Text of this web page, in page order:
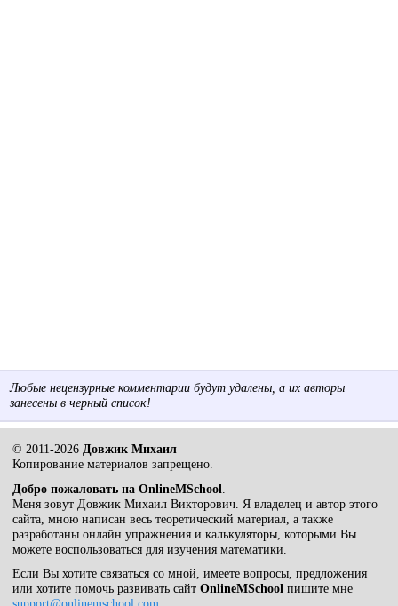
Любые нецензурные комментарии будут удалены, а их авторы
занесены в черный список!
© 2011-2026 Довжик Михаил
Копирование материалов запрещено.
Добро пожаловать на OnlineMSchool
Меня зовут Довжик Михаил Викторович. Я владелец и автор этого
сайта, мною написан весь теоретический материал, а также
разработаны онлайн упражнения и калькуляторы, которыми Вы
можете воспользоваться для изучения математики.
Если Вы хотите связаться со мной, имеете вопросы, предложения
или хотите помочь развивать сайтOnlineMSchool пишите мне